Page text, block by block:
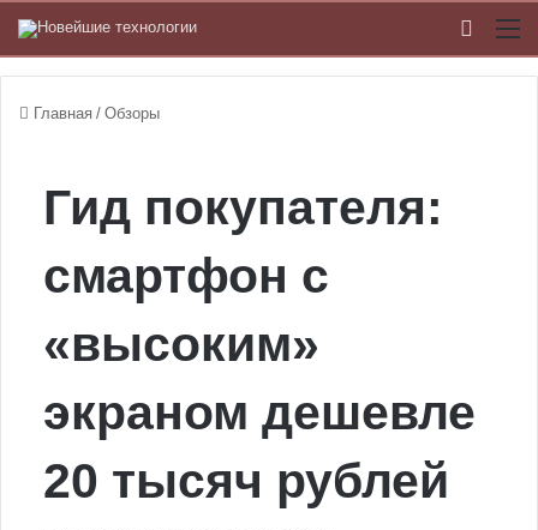
Главная / Обзоры
Гид покупателя:
cмартфон с
«высоким»
экраном дешевле
20 тысяч рублей